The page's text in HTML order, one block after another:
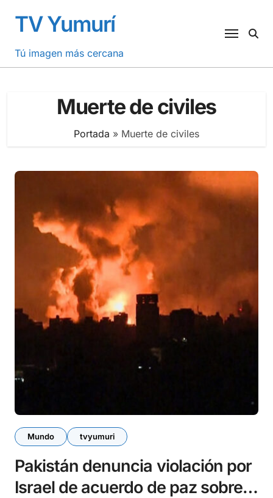
contenido
TV Yumurí
Tú imagen más cercana
Muerte de civiles
Portada » Muerte de civiles
Mundo tvyumuri
Pakistán denuncia violación por
Israel de acuerdo de paz sobre